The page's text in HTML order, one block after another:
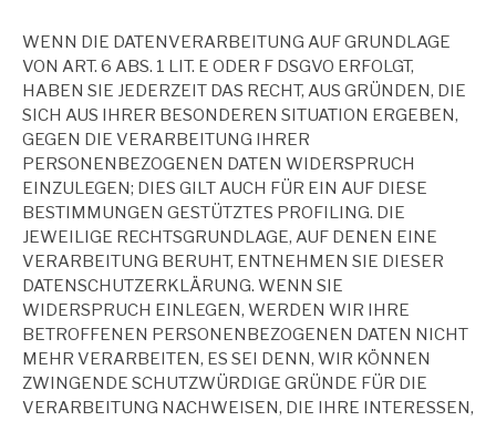
WENN DIE DATENVERARBEITUNG AUF GRUNDLAGE
VON ART. 6 ABS. 1 LIT. E ODER F DSGVO ERFOLGT,
HABEN SIE JEDERZEIT DAS RECHT, AUS GRÜNDEN, DIE
SICH AUS IHRER BESONDEREN SITUATION ERGEBEN,
GEGEN DIE VERARBEITUNG IHRER
PERSONENBEZOGENEN DATEN WIDERSPRUCH
EINZULEGEN; DIES GILT AUCH FÜR EIN AUF DIESE
BESTIMMUNGEN GESTÜTZTES PROFILING. DIE
JEWEILIGE RECHTSGRUNDLAGE, AUF DENEN EINE
VERARBEITUNG BERUHT, ENTNEHMEN SIE DIESER
DATENSCHUTZERKLÄRUNG. WENN SIE
WIDERSPRUCH EINLEGEN, WERDEN WIR IHRE
BETROFFENEN PERSONENBEZOGENEN DATEN NICHT
MEHR VERARBEITEN, ES SEI DENN, WIR KÖNNEN
ZWINGENDE SCHUTZWÜRDIGE GRÜNDE FÜR DIE
VERARBEITUNG NACHWEISEN, DIE IHRE INTERESSEN,